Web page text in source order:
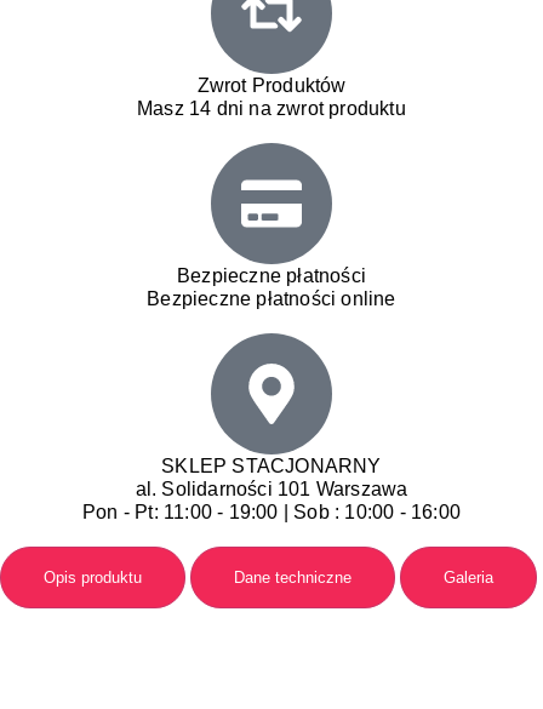
Zwrot Produktów
Masz 14 dni na zwrot produktu
Bezpieczne płatności
Bezpieczne płatności online
SKLEP STACJONARNY
al. Solidarności 101 Warszawa
Pon - Pt: 11:00 - 19:00 | Sob : 10:00 - 16:00
Opis produktu Dane techniczne Galeria